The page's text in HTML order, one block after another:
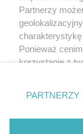
Kontakt
Z Wami FM
tel. +48 22 590 50 01
Partnerzy
Ponieważ
korzystanie z
zmienić/
znajdujący się
rodzaje
użytkownika,
PARTNERZY